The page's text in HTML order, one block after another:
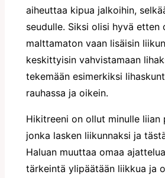
aiheuttaa kipua jalkoihin,
seudulle. Siksi olisi hyvä etten
malttamaton vaan lisäisin
keskittyisin vahvistamaan
tekemään esimerkiksi
rauhassa ja oikein.
Hikitreeni on ollut minulle liian
jonka lasken liikunnaksi ja
Haluan muuttaa omaa
tärkeintä ylipäätään liikkua ja